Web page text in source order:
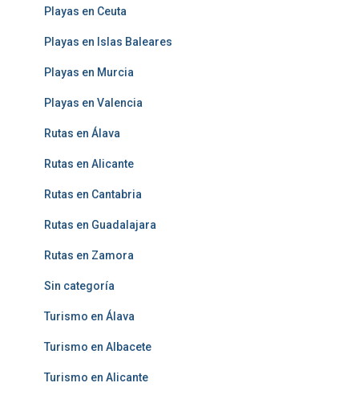
Playas en Ceuta
Playas en Islas Baleares
Playas en Murcia
Playas en Valencia
Rutas en Álava
Rutas en Alicante
Rutas en Cantabria
Rutas en Guadalajara
Rutas en Zamora
Sin categoría
Turismo en Álava
Turismo en Albacete
Turismo en Alicante